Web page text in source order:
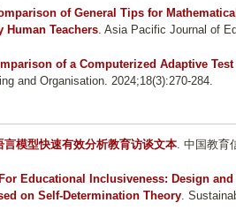
of General Tips for
Human Teachers. Asia Pacific Journal of
of a Computerized Adaptive
and Organisation. 2024;18(3):270-284.
言模型快速有效分析教育访谈文本. 中国教育
For Educational Inclusiveness: Design
on Self-Determination Theory.